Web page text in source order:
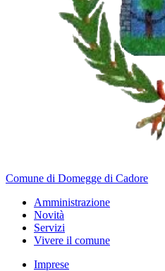
Comune di Domegge di Cadore
Amministrazione
Novità
Servizi
Vivere il comune
Imprese